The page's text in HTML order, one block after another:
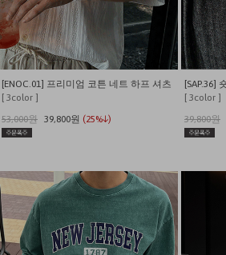
[ENOC.01] 프리미엄 코튼 네트 하프 셔츠
[ 3color ]
53,000원 39,800원 (25%↓)
[ 3color ]
39,800원